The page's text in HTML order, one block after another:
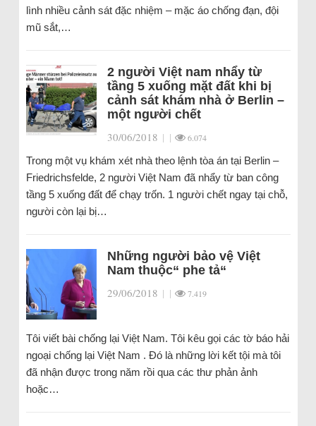
lình nhiều cảnh sát đặc nhiệm – mặc áo chống đạn, đội
mũ sắt,…
2 người Việt nam nhẩy từ
tầng 5 xuống mặt đất khi bị
cảnh sát khám nhà ở Berlin –
một người chết
30/06/2018 | | 6.074
Trong một vụ khám xét nhà theo lệnh tòa án tại Berlin –
Friedrichsfelde, 2 người Việt Nam đã nhẩy từ ban công
tầng 5 xuống đất để chạy trốn. 1 người chết ngay tại chỗ,
người còn lại bị…
Những người bảo vệ Việt
Nam thuộc“ phe tả“
29/06/2018 | | 7.419
Tôi viết bài chống lại Việt Nam. Tôi kêu gọi các tờ báo hải
ngoại chống lại Việt Nam . Đó là những lời kết tội mà tôi
đã nhận được trong năm rồi qua các thư phản ảnh
hoặc…